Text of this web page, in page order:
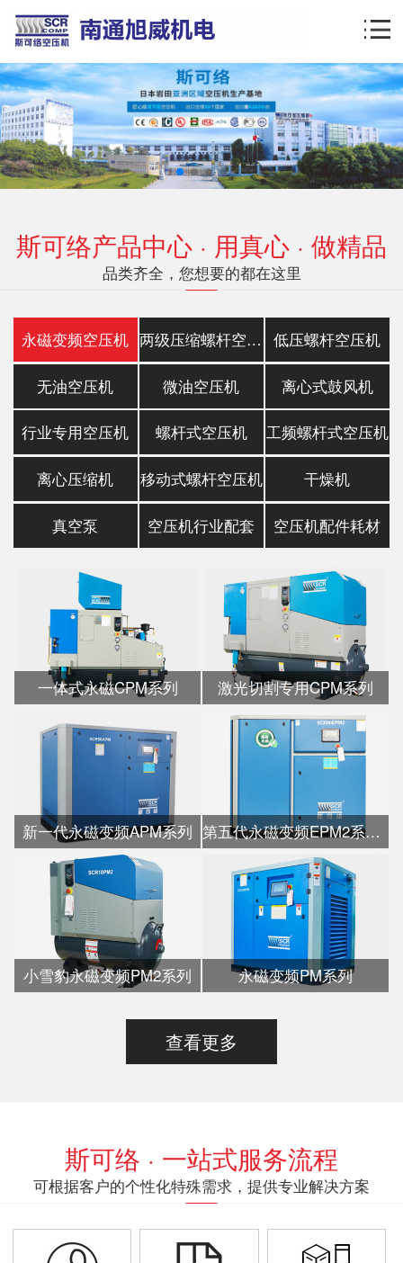
斯可络产品中心 · 用真心 · 做精品
品类齐全，您想要的都在这里
永磁变频空压机 两级压缩螺杆空压机 低压螺杆空压机
无油空压机 微油空压机 离心式鼓风机
行业专用空压机 螺杆式空压机 工频螺杆式空压机
离心压缩机 移动式螺杆空压机 干燥机
真空泵 空压机行业配套 空压机配件耗材
一体式永磁CPM系列 激光切割专用CPM系列
新一代永磁变频APM系列 第五代永磁变频EPM2系列水冷
小雪豹永磁变频PM2系列 永磁变频PM系列
查看更多
斯可络 · 一站式服务流程
可根据客户的个性化特殊需求，提供专业解决方案